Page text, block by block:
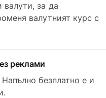
за да
валутният курс с
реклами
безплатно е и